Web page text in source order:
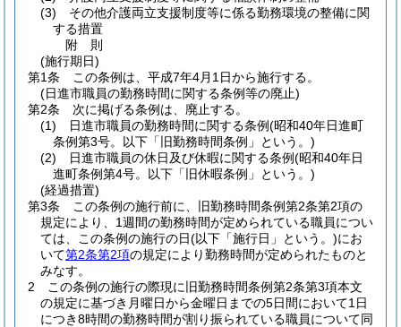
(3)
その他介護両立支援制度等に係る勤務環境の整備に関
する措置
附 則
(施行期日)
第1条
この条例は、平成7年4月1日から施行する。
(日進市職員の勤務時間に関する条例等の廃止)
第2条
次に掲げる条例は、廃止する。
(1)
日進市職員の勤務時間に関する条例(昭和40年日進町
条例第3号。以下「旧勤務時間条例」という。)
(2)
日進市職員の休日及び休暇に関する条例(昭和40年日
進町条例第4号。以下「旧休暇条例」という。)
(経過措置)
第3条
この条例の施行前に、旧勤務時間条例第2条第2項の
規定により、1週間の勤務時間が定められている職員につい
ては、この条例の施行の日(以下「施行日」という。)にお
いて第2条第2項の規定により勤務時間が定められたものと
みなす。
2
この条例の施行の際現に旧勤務時間条例第2条第3項本文
の規定に基づき月曜日から金曜日までの5日間において1日
につき8時間の勤務時間が割り振られている職員について同